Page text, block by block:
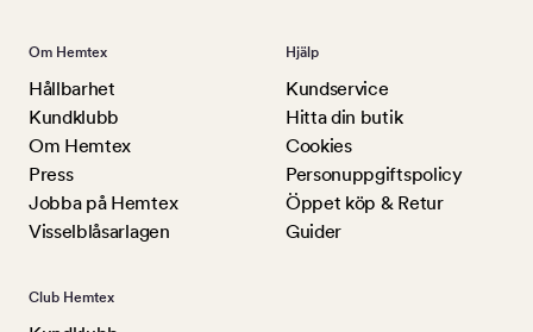
Om Hemtex
Hållbarhet
Kundklubb
Om Hemtex
Press
Jobba på Hemtex
Visselblåsarlagen
Hjälp
Kundservice
Hitta din butik
Cookies
Personuppgiftspolicy
Öppet köp & Retur
Guider
Club Hemtex